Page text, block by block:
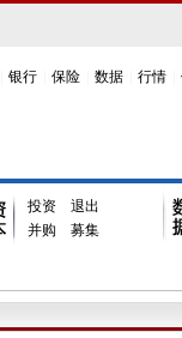
银行 保险 数据 行情
投资
退出
并购
募集